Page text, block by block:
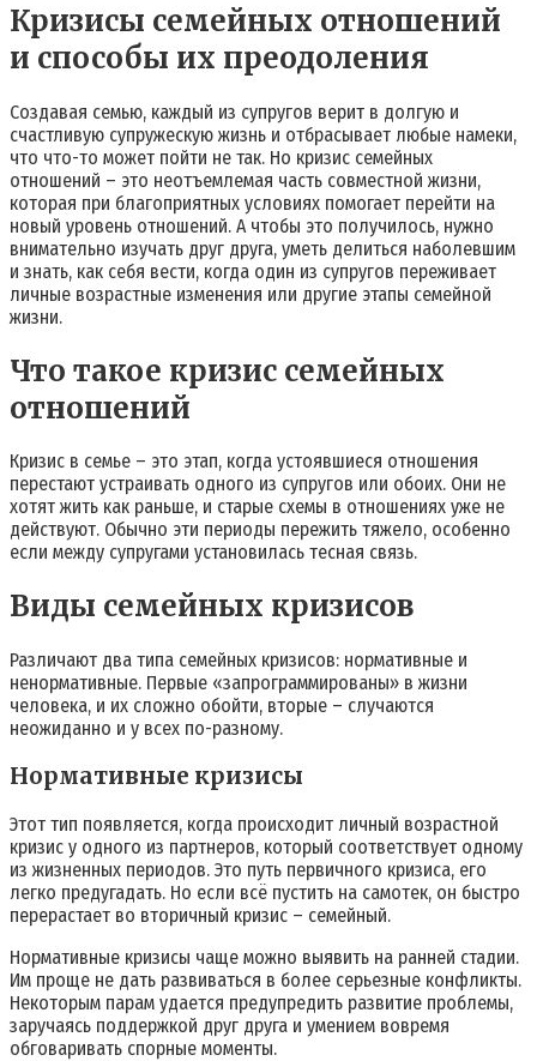
Кризисы семейных отношений
и способы их преодоления
Создавая семью, каждый из супругов верит в долгую и
счастливую супружескую жизнь и отбрасывает любые намеки,
что что-то может пойти не так. Но кризис семейных
отношений – это неотъемлемая часть совместной жизни,
которая при благоприятных условиях помогает перейти на
новый уровень отношений. А чтобы это получилось, нужно
внимательно изучать друг друга, уметь делиться наболевшим
и знать, как себя вести, когда один из супругов переживает
личные возрастные изменения или другие этапы семейной
жизни.
Что такое кризис семейных
отношений
Кризис в семье – это этап, когда устоявшиеся отношения
перестают устраивать одного из супругов или обоих. Они не
хотят жить как раньше, и старые схемы в отношениях уже не
действуют. Обычно эти периоды пережить тяжело, особенно
если между супругами установилась тесная связь.
Виды семейных кризисов
Различают два типа семейных кризисов: нормативные и
ненормативные. Первые «запрограммированы» в жизни
человека, и их сложно обойти, вторые – случаются
неожиданно и у всех по-разному.
Нормативные кризисы
Этот тип появляется, когда происходит личный возрастной
кризис у одного из партнеров, который соответствует одному
из жизненных периодов. Это путь первичного кризиса, его
легко предугадать. Но если всё пустить на самотек, он быстро
перерастает во вторичный кризис – семейный.
Нормативные кризисы чаще можно выявить на ранней стадии.
Им проще не дать развиваться в более серьезные конфликты.
Некоторым парам удается предупредить развитие проблемы,
заручаясь поддержкой друг друга и умением вовремя
обговаривать спорные моменты.